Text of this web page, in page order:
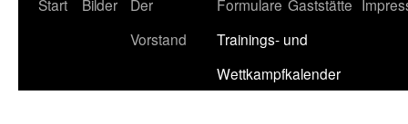
Start Bilder
Der
Vorstand
Formulare Gaststätte
Trainings- und
Wettkampfkalender